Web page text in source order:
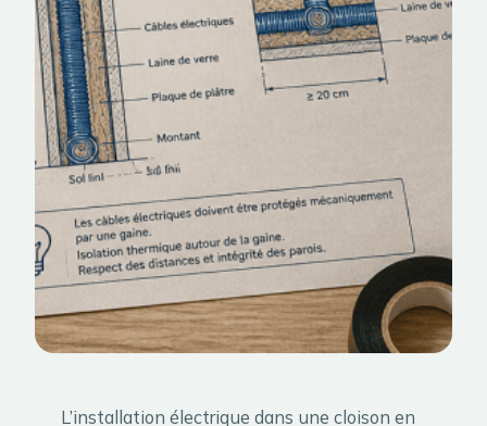
L’installation électrique dans une cloison en